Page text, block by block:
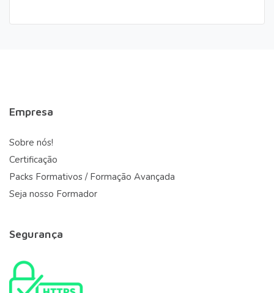
Empresa
Sobre nós!
Certificação
Packs Formativos / Formação Avançada
Seja nosso Formador
Segurança